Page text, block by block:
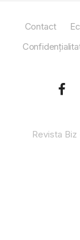
Contact
Revista